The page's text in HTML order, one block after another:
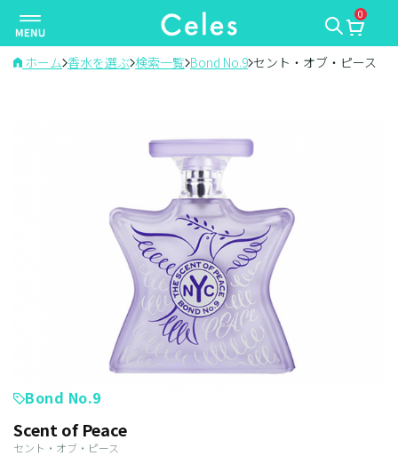
ナ
ビ
ゲ
0
ホーム 香水を選ぶ 検索一覧 Bond No.9 セント・オブ・ピース
Bond No.9
Scent of Peace
セント・オブ・ピース